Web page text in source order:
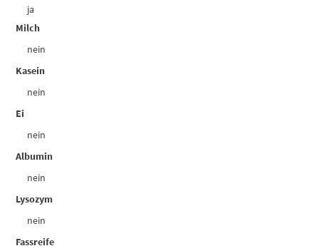
ja
Milch
nein
Kasein
nein
Ei
nein
Albumin
nein
Lysozym
nein
Fassreife